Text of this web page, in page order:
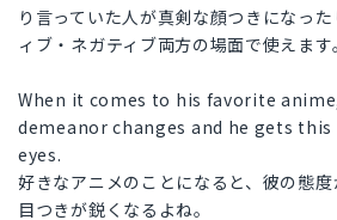
り言っていた人が真剣な顔つきになっ
ィブ・ネガティブ両方の場面で使えます。
When it comes to his favorite
demeanor changes and he gets
eyes.
好きなアニメのことになると、彼の態度
目つきが鋭くなるよね。